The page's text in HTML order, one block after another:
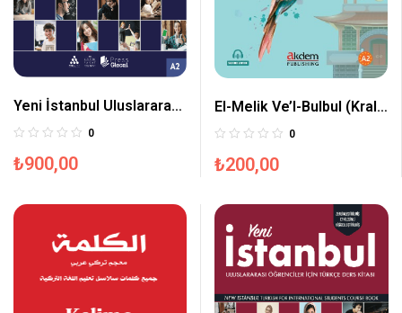
Yeni İstanbul Uluslararası
Öğrenciler İçin Türkçe A2
0
₺900,00
El-Melik Ve’l-Bulbul (Kral
İle Bülbül)
0
₺200,00